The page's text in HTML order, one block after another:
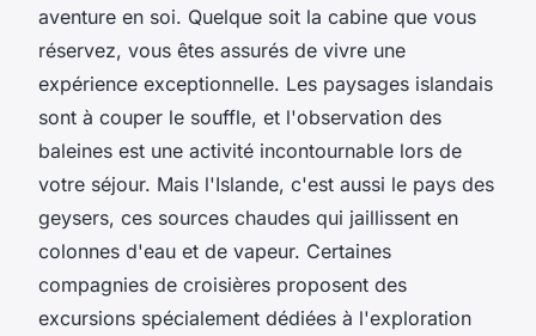
aventure en soi. Quelque soit la cabine que vous
réservez, vous êtes assurés de vivre une
expérience exceptionnelle. Les paysages islandais
sont à couper le souffle, et l'observation des
baleines est une activité incontournable lors de
votre séjour. Mais l'Islande, c'est aussi le pays des
geysers, ces sources chaudes qui jaillissent en
colonnes d'eau et de vapeur. Certaines
compagnies de croisières proposent des
excursions spécialement dédiées à l'exploration